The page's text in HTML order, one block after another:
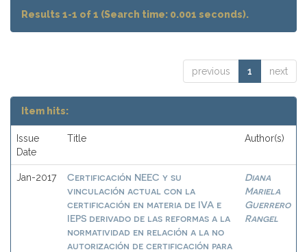
Results 1-1 of 1 (Search time: 0.001 seconds).
previous 1 next
Item hits:
Issue
Date
Title Author(s)
Jan-2017
Certificación NEEC y su
vinculación actual con la
certificación en materia de IVA e
IEPS derivado de las reformas a la
normatividad en relación a la no
autorización de certificación para
Diana
Mariela
Guerrero
Rangel